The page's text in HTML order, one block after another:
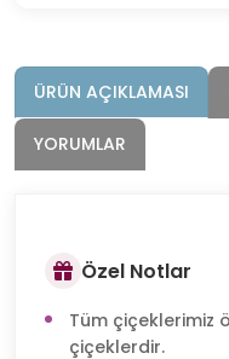
ÜRÜN AÇIKLAMASI
YORUMLAR
Özel Notlar
Tüm çiçeklerimiz
çiçeklerdir.